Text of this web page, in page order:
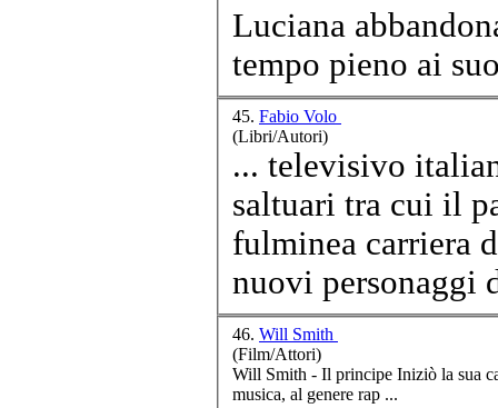
Luciana
tempo pieno ai
45. Fabio Volo
(Libri/Autori)
... televisivo
saltuari tra cui il
fulminea carriera
nuovi personaggi
46. Will Smith
(Film/Attori)
Will Smith - Il principe Iniziò la sua
musica, al genere rap ...